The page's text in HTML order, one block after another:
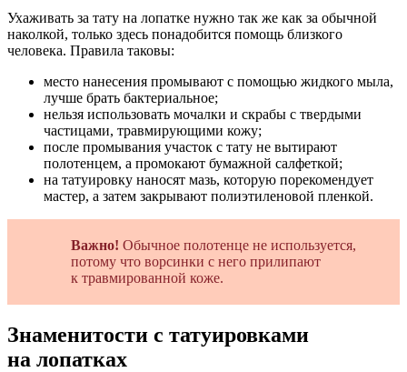
Ухаживать за тату на лопатке нужно так же как за обычной
наколкой, только здесь понадобится помощь близкого
человека. Правила таковы:
место нанесения промывают с помощью жидкого мыла,
лучше брать бактериальное;
нельзя использовать мочалки и скрабы с твердыми
частицами, травмирующими кожу;
после промывания участок с тату не вытирают
полотенцем, а промокают бумажной салфеткой;
на татуировку наносят мазь, которую порекомендует
мастер, а затем закрывают полиэтиленовой пленкой.
Важно! Обычное полотенце не используется,
потому что ворсинки с него прилипают
к травмированной коже.
Знаменитости с татуировками
на лопатках